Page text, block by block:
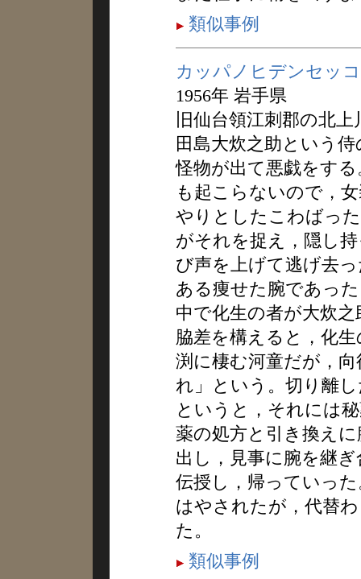
類似事例
カッパノヒデンセッ
1956年 岩手県
旧仙台領江刺郡の北
田島大炊之助という
怪物が出て悪戯をす
も起こらないので，
やりとしたこわばっ
がそれを捉え，隠し
び声を上げて逃げ去
ある痩せた腕であっ
中で化生の者が大炊
脇差を構えると，化
渕に棲む河童だが，
れ」という。切り離
というと，それには
薬の処方と引き換え
出し，見事に腕を継
伝授し，帰っていっ
はやされたが，代替
た。
類似事例